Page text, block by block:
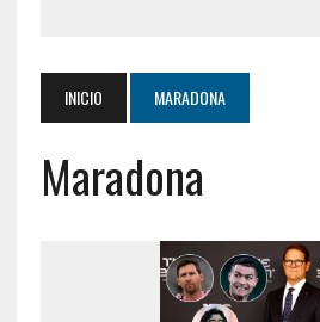
INICIO MARADONA
Maradona